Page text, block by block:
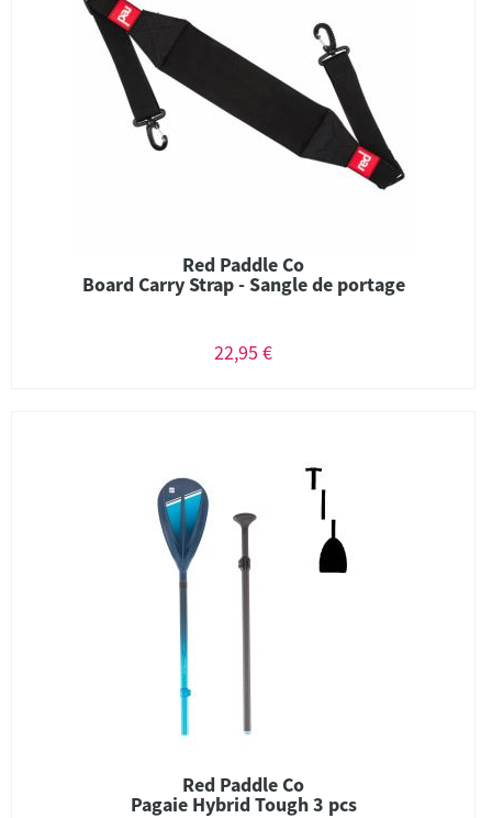
Red Paddle Co
Board Carry Strap - Sangle de portage
22,95 €
Red Paddle Co
Pagaie Hybrid Tough 3 pcs